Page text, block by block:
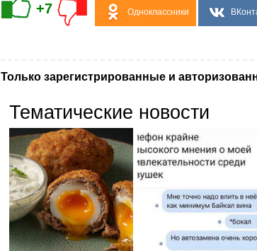
+7 Одноклассники
Только зарегистрированные и
Тематические новости